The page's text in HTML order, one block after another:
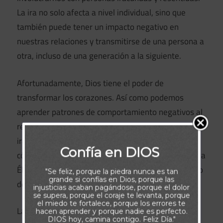
La ira no solo afecta a nivel individual, sino que
también puede tener un impacto negativo en
nuestras relaciones y transmitirse de una persona a
otra, incluso de una generación a la siguiente.
Afortunadamente, Dios tiene el poder de
transformar los corazones. Así como podemos
aprender patrones de comportamiento negativos al
relacionarnos con personas que son presa fácil de la
ira y la rabia, también podemos aprender de otros
cómo acercarnos al Señor. Jesús nos invita a acudir a
Él, aprender de Su ejemplo y encontrar el verdadero
descanso para nuestras almas.
La pregunta que debemos hacernos es: ¿Qué
Confía en DIOS
"Se feliz, porque la piedra nunca es tan
grande si confías en Dios, porque las
injusticias acaban pagándose, porque el dolor
se supera, porque el coraje te levanta, porque
el miedo te fortalece, porque los errores te
hacen aprender y porque nadie es perfecto.
DIOS hoy, camina contigo. Feliz Día."